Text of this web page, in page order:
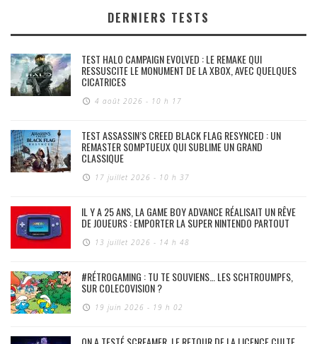
DERNIERS TESTS
TEST HALO CAMPAIGN EVOLVED : LE REMAKE QUI
RESSUSCITE LE MONUMENT DE LA XBOX, AVEC QUELQUES
CICATRICES
4 août 2026 - 10 h 17
TEST ASSASSIN’S CREED BLACK FLAG RESYNCED : UN
REMASTER SOMPTUEUX QUI SUBLIME UN GRAND
CLASSIQUE
17 juillet 2026 - 10 h 37
IL Y A 25 ANS, LA GAME BOY ADVANCE RÉALISAIT UN RÊVE
DE JOUEURS : EMPORTER LA SUPER NINTENDO PARTOUT
13 juillet 2026 - 14 h 48
#RÉTROGAMING : TU TE SOUVIENS… LES SCHTROUMPFS,
SUR COLECOVISION ?
19 juin 2026 - 19 h 02